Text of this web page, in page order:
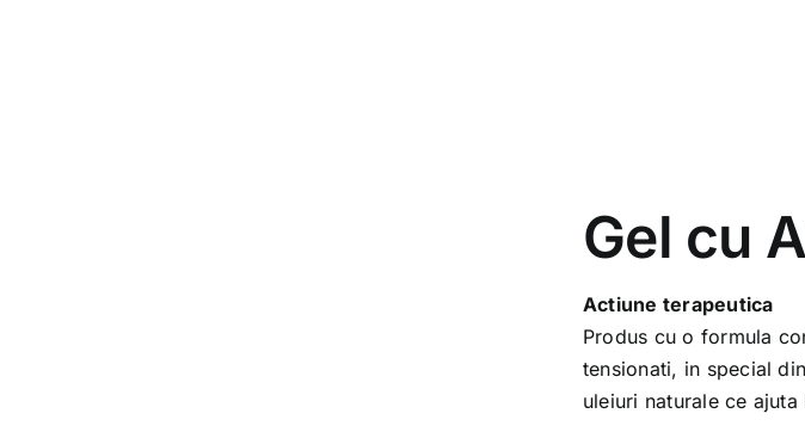
Gel cu
Actiune terapeutica
Produs cu o formula
tensionati, in special
uleiuri naturale ce